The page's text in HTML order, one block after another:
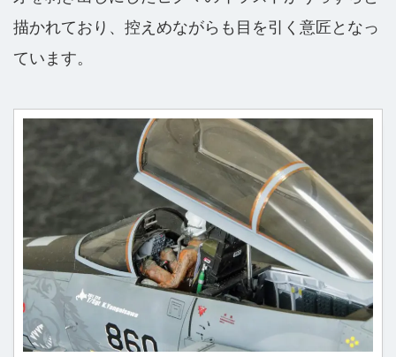
描かれており、控えめながらも目を引く意匠となっ
ています。